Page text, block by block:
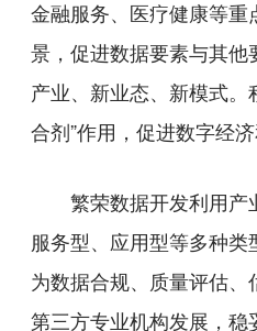
金融服务、医疗健康等
景，促进数据要素与其
产业、新业态、新模式。
合剂”作用，促进数字经
繁荣数据开发利用产
服务型、应用型等多种
为数据合规、质量评估
第三方专业机构发展，